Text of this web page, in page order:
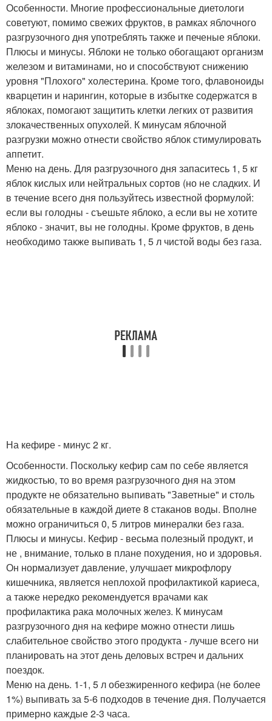
Особенности. Многие профессиональные диетологи
советуют, помимо свежих фруктов, в рамках яблочного
разгрузочного дня употреблять также и печеные яблоки.
Плюсы и минусы. Яблоки не только обогащают организм
железом и витаминами, но и способствуют снижению
уровня "Плохого" холестерина. Кроме того, флавоноиды
кварцетин и нарингин, которые в избытке содержатся в
яблоках, помогают защитить клетки легких от развития
злокачественных опухолей. К минусам яблочной
разгрузки можно отнести свойство яблок стимулировать
аппетит.
Меню на день. Для разгрузочного дня запаситесь 1, 5 кг
яблок кислых или нейтральных сортов (но не сладких. И
в течение всего дня пользуйтесь известной формулой:
если вы голодны - съешьте яблоко, а если вы не хотите
яблоко - значит, вы не голодны. Кроме фруктов, в день
необходимо также выпивать 1, 5 л чистой воды без газа.
На кефире - минус 2 кг.
Особенности. Поскольку кефир сам по себе является
жидкостью, то во время разгрузочного дня на этом
продукте не обязательно выпивать "Заветные" и столь
обязательные в каждой диете 8 стаканов воды. Вполне
можно ограничиться 0, 5 литров минералки без газа.
Плюсы и минусы. Кефир - весьма полезный продукт, и
не , внимание, только в плане похудения, но и здоровья.
Он нормализует давление, улучшает микрофлору
кишечника, является неплохой профилактикой кариеса,
а также нередко рекомендуется врачами как
профилактика рака молочных желез. К минусам
разгрузочного дня на кефире можно отнести лишь
слабительное свойство этого продукта - лучше всего ни
планировать на этот день деловых встреч и дальних
поездок.
Меню на день. 1-1, 5 л обезжиренного кефира (не более
1%) выпивать за 5-6 подходов в течение дня. Получается
примерно каждые 2-3 часа.